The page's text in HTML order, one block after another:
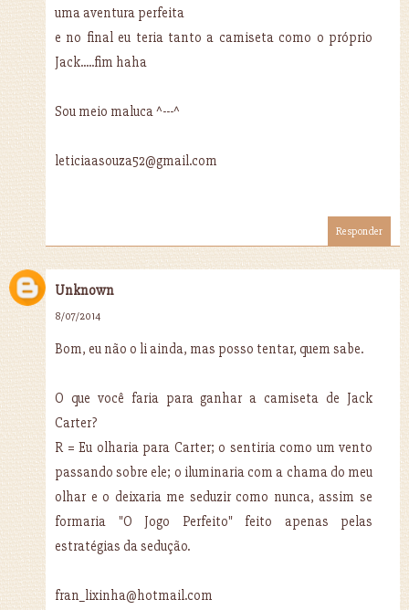
uma aventura perfeita
e no final eu teria tanto a camiseta como o próprio
Jack.....fim haha
Sou meio maluca ^---^
leticiaasouza52@gmail.com
Responder
Unknown
8/07/2014
Bom, eu não o li ainda, mas posso tentar, quem sabe.
O que você faria para ganhar a camiseta de Jack
Carter?
R = Eu olharia para Carter; o sentiria como um vento
passando sobre ele; o iluminaria com a chama do meu
olhar e o deixaria me seduzir como nunca, assim se
formaria "O Jogo Perfeito" feito apenas pelas
estratégias da sedução.
fran_lixinha@hotmail.com